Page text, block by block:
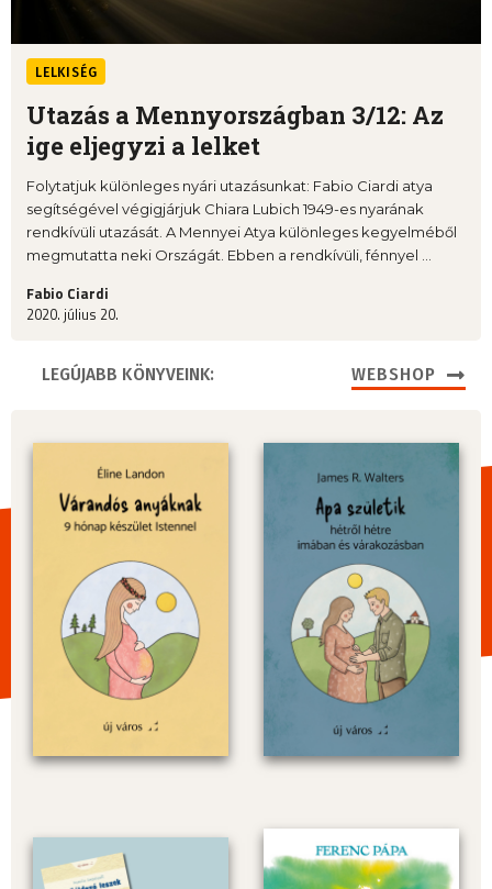
LELKISÉG
Utazás a Mennyországban 3/12: Az
ige eljegyzi a lelket
Folytatjuk különleges nyári utazásunkat: Fabio Ciardi atya
segítségével végigjárjuk Chiara Lubich 1949-es nyarának
rendkívüli utazását. A Mennyei Atya különleges kegyelméből
megmutatta neki Országát. Ebben a rendkívüli, fénnyel ...
Fabio Ciardi
2020. július 20.
LEGÚJABB KÖNYVEINK: WEBSHOP